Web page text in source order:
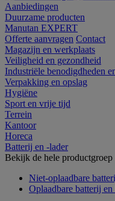
Aanbiedingen
Duurzame producten
Manutan EXPERT
Offerte aanvragen Contact
Magazijn en werkplaats
Veiligheid en gezondheid
Industriële benodigdheden
Verpakking en opslag
Hygiëne
Sport en vrije tijd
Terrein
Kantoor
Horeca
Batterij en -lader
Bekijk de hele productgroep
Niet-oplaadbare
Oplaadbare batterij en